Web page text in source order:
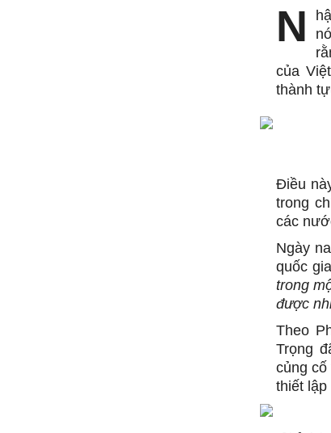
N
của
thành
Điều
trong
các
Ngày
quốc
trong
được
Theo
Trọng
củng cố
thiết lập